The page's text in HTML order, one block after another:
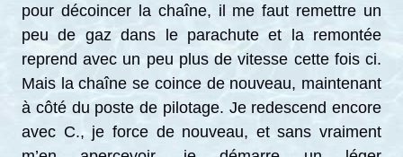
pour décoincer la chaîne, il me faut remettre un
peu de gaz dans le parachute et la remontée
reprend avec un peu plus de vitesse cette fois ci.
Mais la chaîne se coince de nouveau, maintenant
à côté du poste de pilotage. Je redescend encore
avec C., je force de nouveau, et sans vraiment